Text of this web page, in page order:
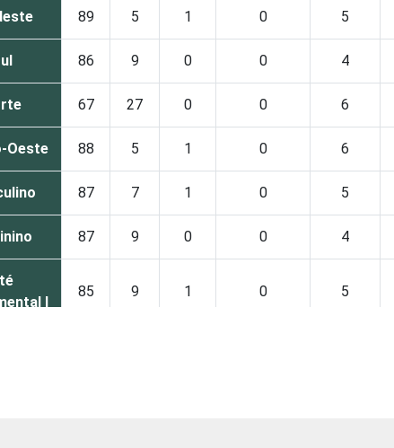
89 5 1 0 5
86 9 0 0 4
67 27 0 0 6
Oeste 88 5 1 0 6
87 7 1 0 5
87 9 0 0 4
I
85 9 1 0 5